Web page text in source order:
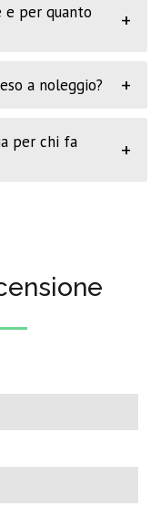
e per quanto
+
a noleggio? +
per chi fa
+